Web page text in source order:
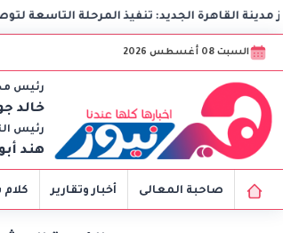
المرحلة التاسعة لتوصيل التيار الكهربائي
السبت 08 أغسطس 2026
رئيس
خالد
رئيس
هند
صاحبة المعالى أخبار وتقارير